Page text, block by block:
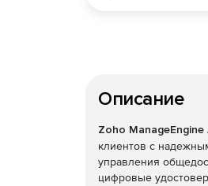
Описание
Zoho
клиентов с
управления
цифровые